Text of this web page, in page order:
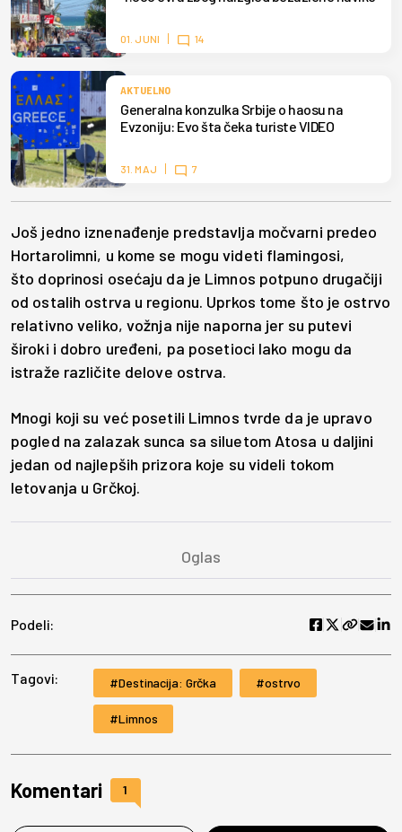
01. JUNI 14
AKTUELNO
Generalna konzulka Srbije o haosu na
Evzoniju: Evo šta čeka turiste VIDEO
31. MAJ 7
Još jedno iznenađenje predstavlja močvarni predeo
Hortarolimni, u kome se mogu videti flamingosi,
što doprinosi osećaju da je Limnos potpuno drugačiji
od ostalih ostrva u regionu. Uprkos tome što je ostrvo
relativno veliko, vožnja nije naporna jer su putevi
široki i dobro uređeni, pa posetioci lako mogu da
istraže različite delove ostrva.
Mnogi koji su već posetili Limnos tvrde da je upravo
pogled na zalazak sunca sa siluetom Atosa u daljini
jedan od najlepših prizora koje su videli tokom
letovanja u Grčkoj.
Podeli:
Tagovi: Destinacija: Grčka ostrvo
Limnos
Komentari 1